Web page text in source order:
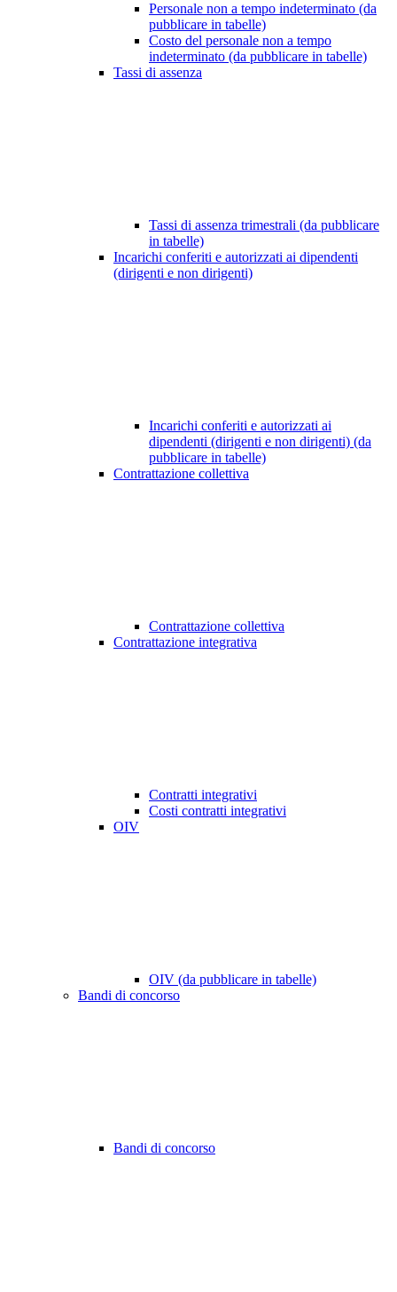
Personale non a tempo indeterminato (da
pubblicare in tabelle)
Costo del personale non a tempo
indeterminato (da pubblicare in tabelle)
Tassi di assenza
Tassi di assenza trimestrali (da pubblicare
in tabelle)
Incarichi conferiti e autorizzati ai dipendenti
(dirigenti e non dirigenti)
Incarichi conferiti e autorizzati ai
dipendenti (dirigenti e non dirigenti) (da
pubblicare in tabelle)
Contrattazione collettiva
Contrattazione collettiva
Contrattazione integrativa
Contratti integrativi
Costi contratti integrativi
OIV
OIV (da pubblicare in tabelle)
Bandi di concorso
Bandi di concorso